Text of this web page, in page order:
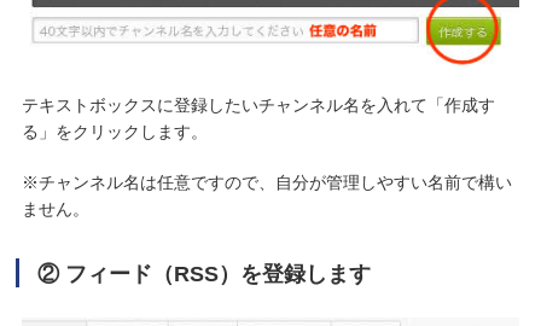
テキストボックスに登録したいチャンネル名を入れて「作成す
る」をクリックします。
※チャンネル名は任意ですので、自分が管理しやすい名前で構い
ません。
② フィード（RSS）を登録します